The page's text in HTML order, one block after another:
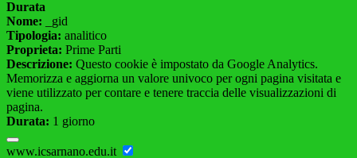
Durata
Nome: _gid
Tipologia: analitico
Proprieta: Prime Parti
Descrizione: Questo cookie è impostato da Google Analytics.
Memorizza e aggiorna un valore univoco per ogni pagina visitata e
viene utilizzato per contare e tenere traccia delle visualizzazioni di
pagina.
Durata: 1 giorno
www.icsarnano.edu.it